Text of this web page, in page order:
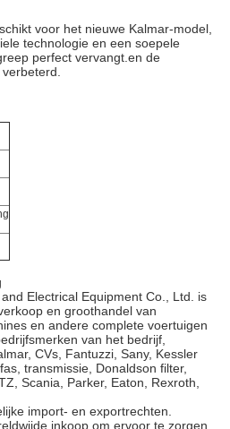
voor het nieuwe Kalmar-model,
technologie en een soepele
perfect vervangt.en de
Electrical Equipment Co., Ltd. is
en groothandel van
en andere complete voertuigen
van het bedrijf,
CVs, Fantuzzi, Sany, Kessler
transmissie, Donaldson filter,
Scania, Parker, Eaton, Rexroth,
import- en exportrechten.
inkoop om ervoor te zorgen